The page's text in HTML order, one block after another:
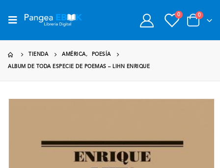
0 0
TIENDA AMÉRICA, POESÍA
ALBUM DE TODA ESPECIE DE POEMAS – LIHN ENRIQUE